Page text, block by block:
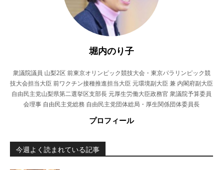
堀内のり子
衆議院議員 山梨2区 前東京オリンピック競技大会・東京パラリンピック競
技大会担当大臣 前ワクチン接種推進担当大臣 元環境副大臣 兼 内閣府副大臣
自由民主党山梨県第二選挙区支部長 元厚生労働大臣政務官 衆議院予算委員
会理事 自由民主党総務 自由民主党団体総局・厚生関係団体委員長
プロフィール
今週よく読まれている記事